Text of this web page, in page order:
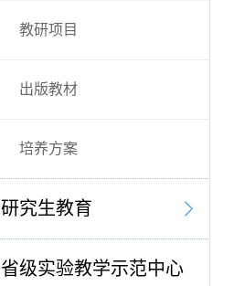
教研项目
出版教材
培养方案
研究生教育
省级实验教学示范中心